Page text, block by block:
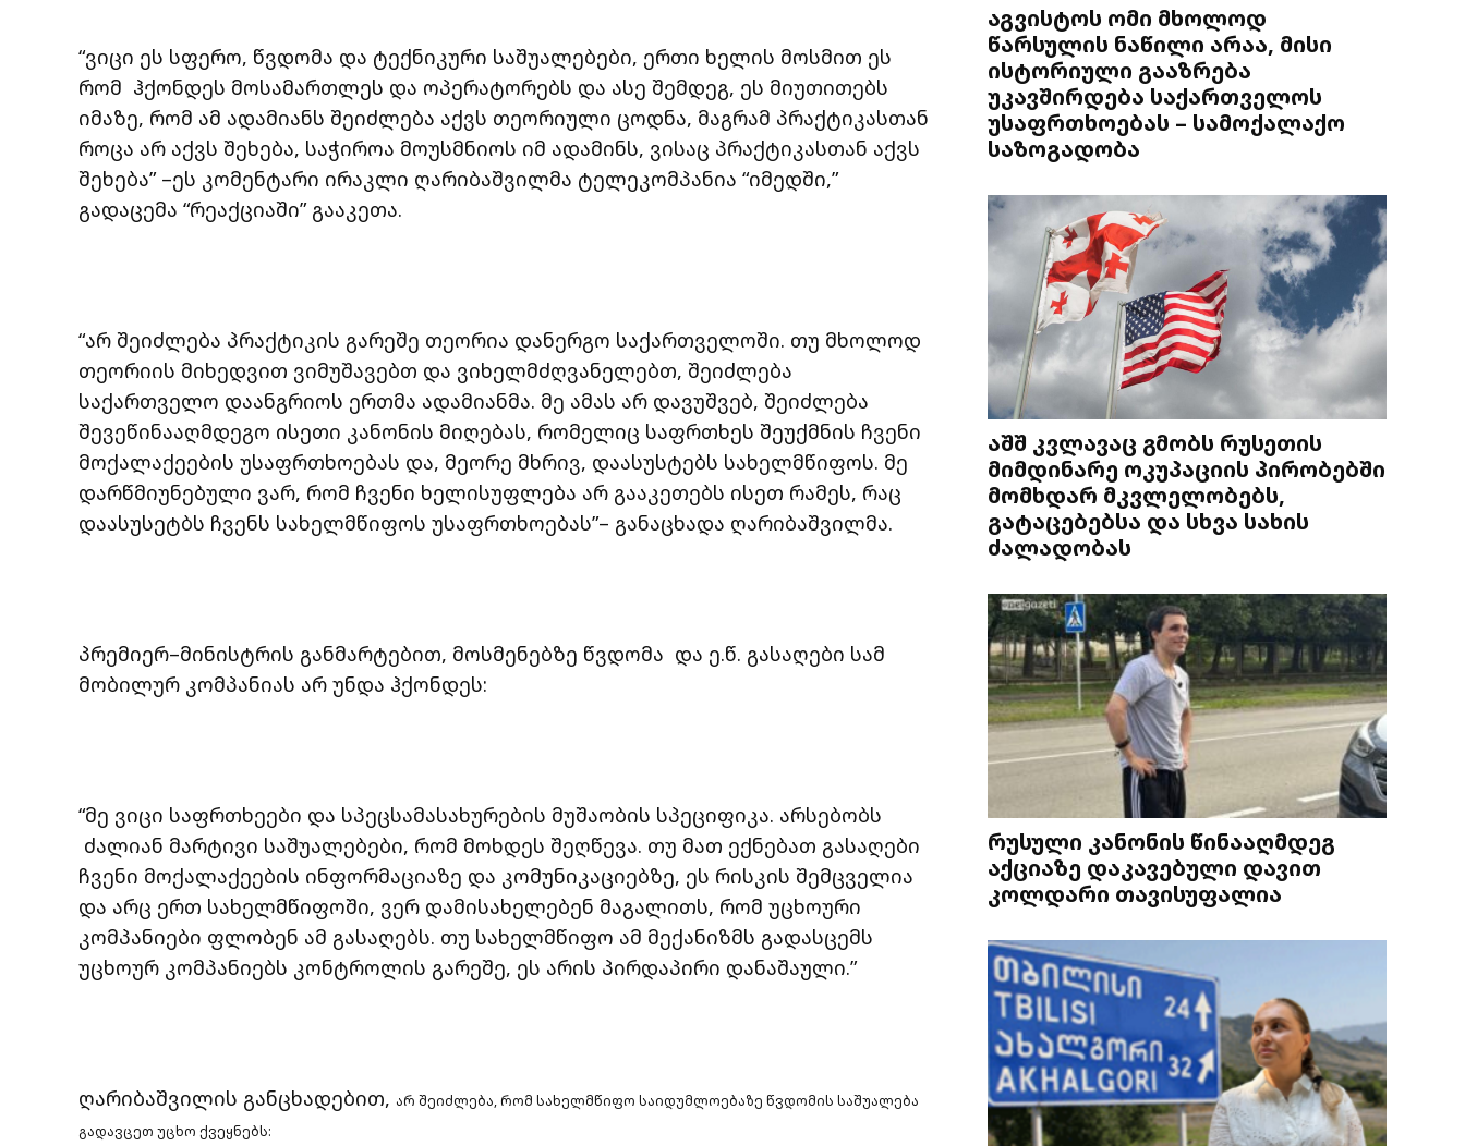
“ვიცი ეს სფერო, წვდომა და ტექნიკური საშუალებები, ერთი ხელის მოსმით ეს
რომ ჰქონდეს მოსამართლეს და ოპერატორებს და ასე შემდეგ, ეს მიუთითებს
იმაზე, რომ ამ ადამიანს შეიძლება აქვს თეორიული ცოდნა, მაგრამ პრაქტიკასთან
როცა არ აქვს შეხება, საჭიროა მოუსმნიოს იმ ადამინს, ვისაც პრაქტიკასთან აქვს
შეხება” –ეს კომენტარი ირაკლი ღარიბაშვილმა ტელეკომპანია “იმედში,”
გადაცემა “რეაქციაში” გააკეთა.
“არ შეიძლება პრაქტიკის გარეშე თეორია დანერგო საქართველოში. თუ მხოლოდ
თეორიის მიხედვით ვიმუშავებთ და ვიხელმძღვანელებთ, შეიძლება
საქართველო დაანგრიოს ერთმა ადამიანმა. მე ამას არ დავუშვებ, შეიძლება
შევეწინააღმდეგო ისეთი კანონის მიღებას, რომელიც საფრთხეს შეუქმნის ჩვენი
მოქალაქეების უსაფრთხოებას და, მეორე მხრივ, დაასუსტებს სახელმწიფოს. მე
დარწმიუნებული ვარ, რომ ჩვენი ხელისუფლება არ გააკეთებს ისეთ რამეს, რაც
დაასუსეტბს ჩვენს სახელმწიფოს უსაფრთხოებას”– განაცხადა ღარიბაშვილმა.
პრემიერ–მინისტრის განმარტებით, მოსმენებზე წვდომა და ე.წ. გასაღები სამ
მობილურ კომპანიას არ უნდა ჰქონდეს:
“მე ვიცი საფრთხეები და სპეცსამასახურების მუშაობის სპეციფიკა. არსებობს
ძალიან მარტივი საშუალებები, რომ მოხდეს შეღწევა. თუ მათ ექნებათ გასაღები
ჩვენი მოქალაქეების ინფორმაციაზე და კომუნიკაციებზე, ეს რისკის შემცველია
და არც ერთ სახელმწიფოში, ვერ დამისახელებენ მაგალითს, რომ უცხოური
კომპანიები ფლობენ ამ გასაღებს. თუ სახელმწიფო ამ მექანიზმს გადასცემს
უცხოურ კომპანიებს კონტროლის გარეშე, ეს არის პირდაპირი დანაშაული.”
ღარიბაშვილის განცხადებით, არ შეიძლება, რომ სახელმწიფო საიდუმლოებაზე წვდომის საშუალება
გადავცეთ უცხო ქვეყნებს:
აგვისტოს ომი მხოლოდ
წარსულის ნაწილი არაა, მისი
ისტორიული გააზრება
უკავშირდება საქართველოს
უსაფრთხოებას – სამოქალაქო
საზოგადობა
აშშ კვლავაც გმობს რუსეთის
მიმდინარე ოკუპაციის პირობებში
მომხდარ მკვლელობებს,
გატაცებებსა და სხვა სახის
ძალადობას
რუსული კანონის წინააღმდეგ
აქციაზე დაკავებული დავით
კოლდარი თავისუფალია